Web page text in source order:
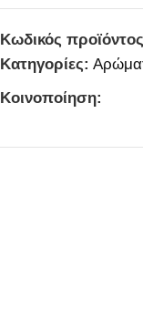
Κωδικός
Κατηγορίες:
Κοινοποίηση: